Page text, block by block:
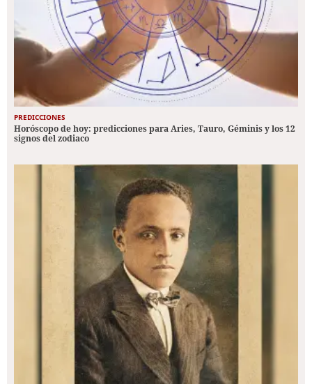
PREDICCIONES
Horóscopo de hoy: predicciones para Aries, Tauro, Géminis y los 12
signos del zodiaco